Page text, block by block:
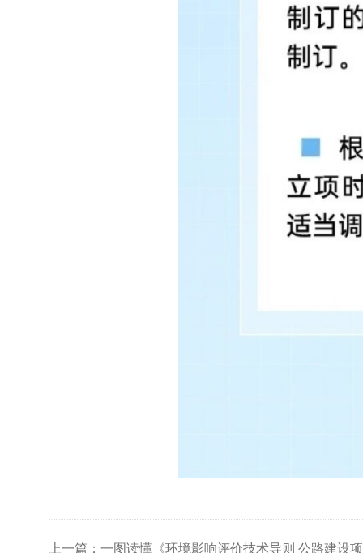
上一篇：一图读懂《环境影响评价技术导则 公路建设